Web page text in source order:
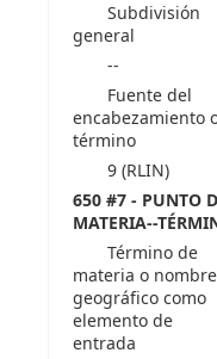
Subdivisión
general
--
Fuente del
encabezamiento
término
9 (RLIN)
650 #7 - PUNTO
MATERIA--
Término de
materia o nombre
geográfico como
elemento de
entrada